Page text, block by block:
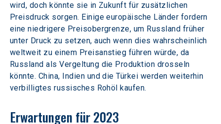
wird, doch könnte sie in Zukunft für zusätzlichen
Preisdruck sorgen. Einige europäische Länder fordern
eine niedrigere Preisobergrenze, um Russland früher
unter Druck zu setzen, auch wenn dies wahrscheinlich
weltweit zu einem Preisanstieg führen würde, da
Russland als Vergeltung die Produktion drosseln
könnte. China, Indien und die Türkei werden weiterhin
verbilligtes russisches Rohöl kaufen.
Erwartungen für 2023